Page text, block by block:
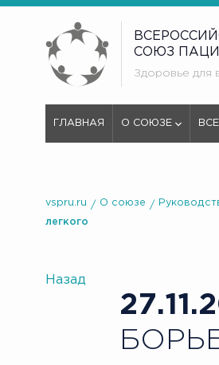
СОЮЗ
Здоровье для
ГЛАВНАЯ О СОЮЗЕ
vspru.ru О союзе
легкого
Назад